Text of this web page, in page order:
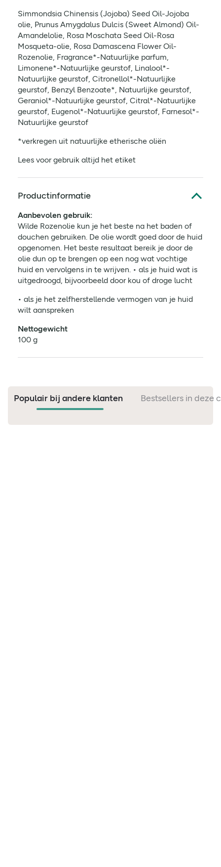
Simmondsia Chinensis (Jojoba) Seed Oil-Jojoba
olie, Prunus Amygdalus Dulcis (Sweet Almond) Oil-
Amandelolie, Rosa Moschata Seed Oil-Rosa
Mosqueta-olie, Rosa Damascena Flower Oil-
Rozenolie, Fragrance*-Natuurlijke parfum,
Limonene*-Natuurlijke geurstof, Linalool*-
Natuurlijke geurstof, Citronellol*-Natuurlijke
geurstof, Benzyl Benzoate*, Natuurlijke geurstof,
Geraniol*-Natuurlijke geurstof, Citral*-Natuurlijke
geurstof, Eugenol*-Natuurlijke geurstof, Farnesol*-
Natuurlijke geurstof
*verkregen uit natuurlijke etherische oliën
Lees voor gebruik altijd het etiket
Productinformatie
Aanbevolen gebruik:
Wilde Rozenolie kun je het beste na het baden of
douchen gebruiken. De olie wordt goed door de huid
opgenomen. Het beste resultaat bereik je door de
olie dun op te brengen op een nog wat vochtige
huid en vervolgens in te wrijven. • als je huid wat is
uitgedroogd, bijvoorbeeld door kou of droge lucht
• als je het zelfherstellende vermogen van je huid
wilt aanspreken
Nettogewicht
100 g
Populair bij andere klanten Bestsellers in deze